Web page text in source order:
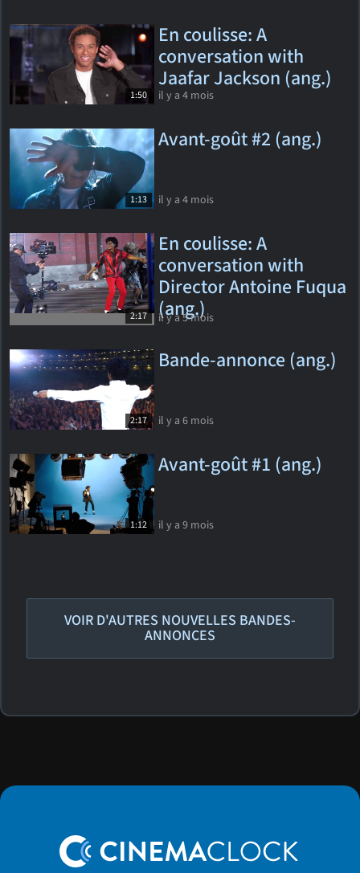
1:50
En coulisse: A
conversation with
Jaafar Jackson (ang.)
il y a 4 mois
1:13
Avant-goût #2 (ang.)
il y a 4 mois
2:17
En coulisse: A
conversation with
Director Antoine Fuqua
(ang.)
il y a 5 mois
2:17
Bande-annonce (ang.)
il y a 6 mois
1:12
Avant-goût #1 (ang.)
il y a 9 mois
VOIR D'AUTRES NOUVELLES BANDES-
ANNONCES